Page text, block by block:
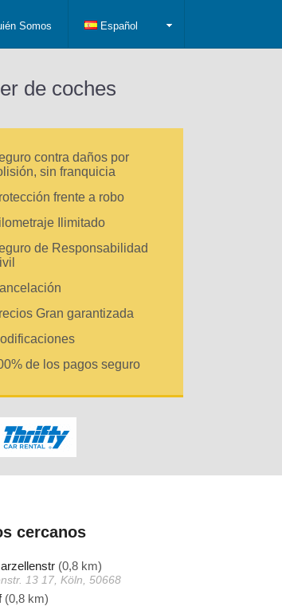
Somos Español
de coches
contra daños por
sin franquicia
frente a robo
Ilimitado
de Responsabilidad
Gran garantizada
de los pagos seguro
cercanos
(0,8 km)
13 17, Köln, 50668
(0,8 km)